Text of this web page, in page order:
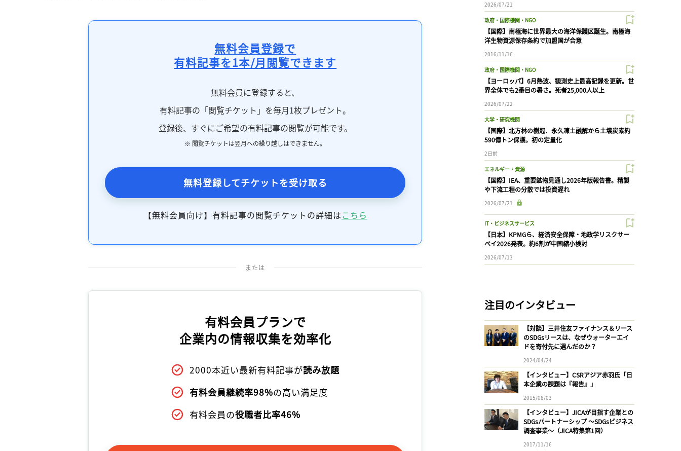
無料会員登録で
有料記事を1本/月閲覧できます
無料会員に登録すると、
有料記事の「閲覧チケット」を毎月1枚プレゼント。
登録後、すぐにご希望の有料記事の閲覧が可能です。
※ 閲覧チケットは翌月への繰り越しはできません。
無料登録してチケットを受け取る
【無料会員向け】有料記事の閲覧チケットの詳細はこちら
または
有料会員プランで
企業内の情報収集を効率化
2000本近い最新有料記事が読み放題
有料会員継続率98%の高い満足度
有料会員の役職者比率46%
2026/07/21
政府・国際機関・NGO
【国際】南極海に世界最大の海洋保護区誕生。南極海
洋生物資源保存条約で加盟国が合意
2016/11/16
政府・国際機関・NGO
【ヨーロッパ】6月熱波、観測史上最高記録を更新。世
界全体でも2番目の暑さ。死者25,000人以上
2026/07/22
大学・研究機関
【国際】北方林の樹冠、永久凍土融解から土壌炭素約
590億トン保護。初の定量化
2日前
エネルギー・資源
【国際】IEA、重要鉱物見通し2026年版報告書。精製
や下流工程の分散では投資遅れ
2026/07/21
IT・ビジネスサービス
【日本】KPMGら、経済安全保障・地政学リスクサー
ベイ2026発表。約6割が中国縮小検討
2026/07/13
注目のインタビュー
【対談】三井住友ファイナンス＆リース
のSDGsリースは、なぜウォーターエイ
ドを寄付先に選んだのか？
2024/04/24
【インタビュー】CSRアジア赤羽氏「日
本企業の課題は『報告』」
2015/08/03
【インタビュー】JICAが目指す企業との
SDGsパートナーシップ 〜SDGsビジネス
調査事業〜（JICA特集第1回）
2017/11/16
記事をお気に入りに保存するには
ログインが必要です
ログイン